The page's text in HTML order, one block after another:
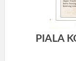
PIALA